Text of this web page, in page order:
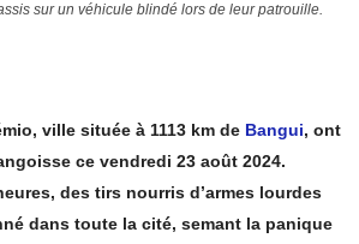
sur un véhicule blindé lors de leur patrouille.
ville située à 1113 km de Bangui, ont
ce vendredi 23 août 2024.
des tirs nourris d’armes lourdes
dans toute la cité, semant la panique